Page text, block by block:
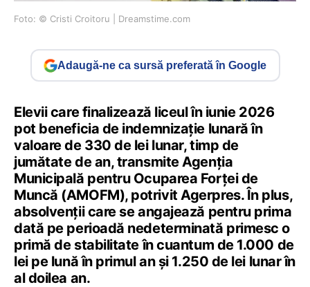
Foto: © Cristi Croitoru | Dreamstime.com
Adaugă-ne ca sursă preferată în Google
Elevii care finalizează liceul în iunie 2026
pot beneficia de indemnizație lunară în
valoare de 330 de lei lunar, timp de
jumătate de an, transmite Agenția
Municipală pentru Ocuparea Forței de
Muncă (AMOFM), potrivit Agerpres. În plus,
absolvenții care se angajează pentru prima
dată pe perioadă nedeterminată primesc o
primă de stabilitate în cuantum de 1.000 de
lei pe lună în primul an și 1.250 de lei lunar în
al doilea an.